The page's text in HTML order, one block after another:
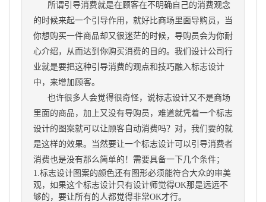
所谓引导消费就是在顾客在不明确自己的消费观念
的时候来起一个引导作用，就好比商场里面导购员，当
你想购买一件商品却又很迷茫的时候，导购员会为你耐
心介绍，从而达到你购买消费的目的。我们 设计公司 行
业就是要把这种引导消费的观点和技巧融入标志设计
中，来增加顾客。
也许很多人会觉得很奇怪，说标志设计又不是商场
里面的商品，加上又没有导购员，难道就凭着一个标志
设计的图案就可以让顾客自动消费吗？对，我们要的就
是这样的效果。当然要让一个标志设计可以引导消费者
消费也是没有那么简单的！需要具备一下几个条件；
1.标志设计图案的颜色还有图形必须能符合大众的审美
观，如果这个标志设计只有设计师觉得OK那是远远不
够的，要让所有的人都觉得非常OK才行。